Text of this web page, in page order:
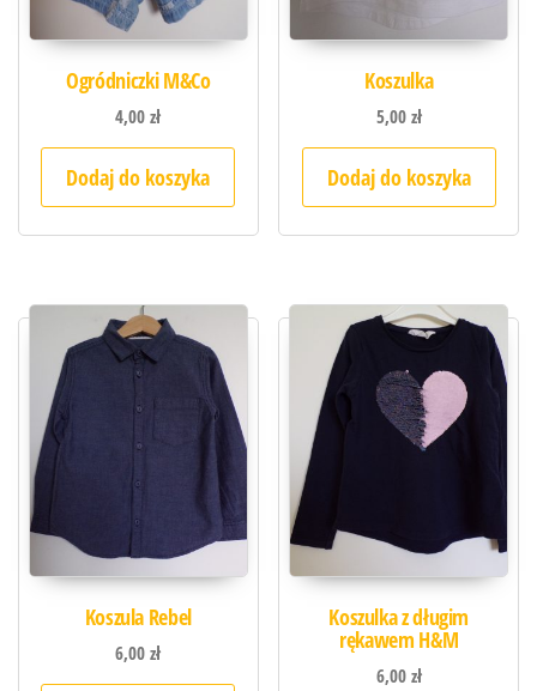
Ogródniczki M&Co
4,00zł
Dodaj do koszyka
Koszulka
5,00zł
Dodaj do koszyka
Koszula Rebel
6,00zł
Koszulka z długim
rękawem H&M
6,00zł